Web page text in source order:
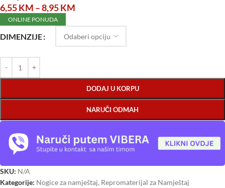
6,55KM –8,95KM
ONLINE PONUDA
DIMENZIJE
DODAJ U KORPU
NARUČI ODMAH
SKU: N/A
Kategorije: Nogice za namještaj, Repromaterijal za Namještaj